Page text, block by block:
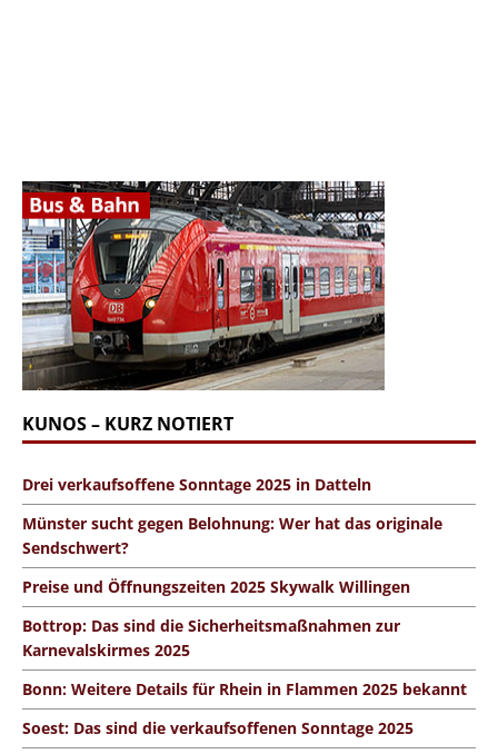
KUNOS – KURZ NOTIERT
Drei verkaufsoffene Sonntage 2025 in Datteln
Münster sucht gegen Belohnung: Wer hat das originale
Sendschwert?
Preise und Öffnungszeiten 2025 Skywalk Willingen
Bottrop: Das sind die Sicherheitsmaßnahmen zur
Karnevalskirmes 2025
Bonn: Weitere Details für Rhein in Flammen 2025 bekannt
Soest: Das sind die verkaufsoffenen Sonntage 2025